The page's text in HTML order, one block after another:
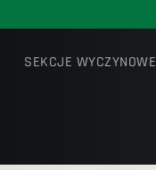
SEKCJE WYCZYNOWE